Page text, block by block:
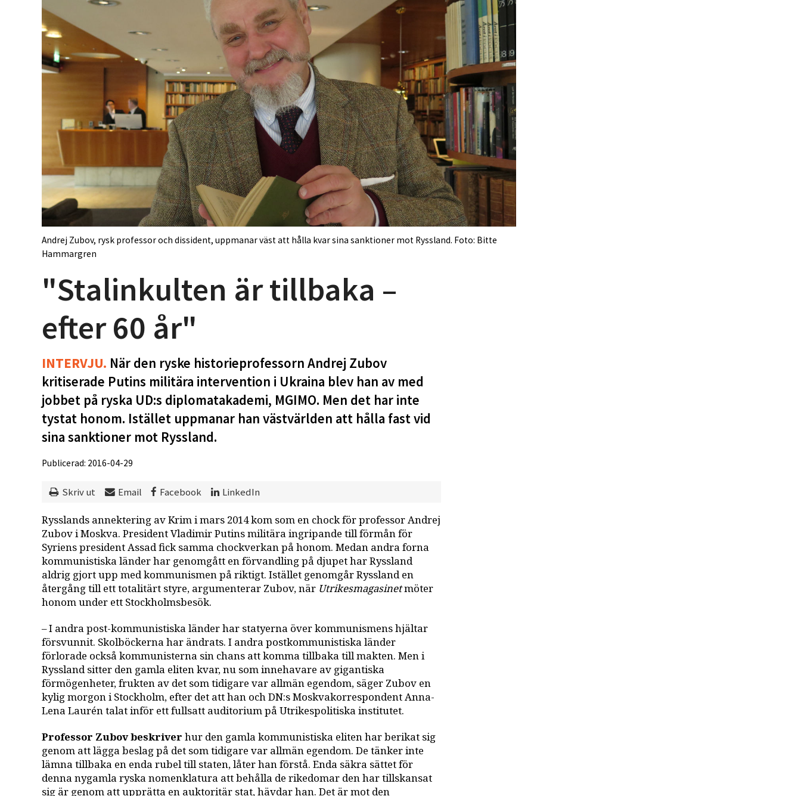
Andrej Zubov, rysk professor och dissident, uppmanar väst att hålla kvar sina sanktioner mot Ryssland. Foto: Bitte
Hammargren
"Stalinkulten är tillbaka –
efter 60 år"
INTERVJU. När den ryske historieprofessorn Andrej Zubov
kritiserade Putins militära intervention i Ukraina blev han av med
jobbet på ryska UD:s diplomatakademi, MGIMO. Men det har inte
tystat honom. Istället uppmanar han västvärlden att hålla fast vid
sina sanktioner mot Ryssland.
Publicerad: 2016-04-29
Skriv ut Email Facebook LinkedIn
Rysslands annektering av Krim i mars 2014 kom som en chock för professor Andrej
Zubov i Moskva. President Vladimir Putins militära ingripande till förmån för
Syriens president Assad fick samma chockverkan på honom. Medan andra forna
kommunistiska länder har genomgått en förvandling på djupet har Ryssland
aldrig gjort upp med kommunismen på riktigt. Istället genomgår Ryssland en
återgång till ett totalitärt styre, argumenterar Zubov, när Utrikesmagasinetmöter
honom under ett Stockholmsbesök.
– I andra post-kommunistiska länder har statyerna över kommunismens hjältar
försvunnit. Skolböckerna har ändrats. I andra postkommunistiska länder
förlorade också kommunisterna sin chans att komma tillbaka till makten. Men i
Ryssland sitter den gamla eliten kvar, nu som innehavare av gigantiska
förmögenheter, frukten av det som tidigare var allmän egendom, säger Zubov en
kylig morgon i Stockholm, efter det att han och DN:s Moskvakorrespondent Anna-
Lena Laurén talat inför ett fullsatt auditorium på Utrikespolitiska institutet.
Professor Zubov beskriver hur den gamla kommunistiska eliten har berikat sig
genom att lägga beslag på det som tidigare var allmän egendom. De tänker inte
lämna tillbaka en enda rubel till staten, låter han förstå. Enda säkra sättet för
denna nygamla ryska nomenklatura att behålla de rikedomar den har tillskansat
sig är genom att upprätta en auktoritär stat, hävdar han. Det är mot den